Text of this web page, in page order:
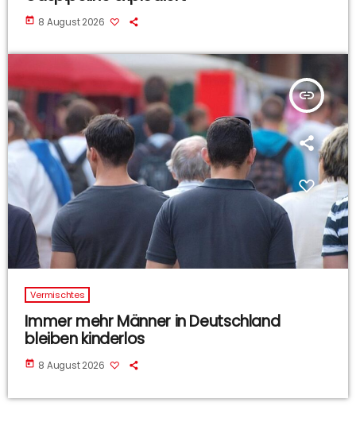
today 8 August 2026
insert_link
Vermischtes
Immer mehr Männer in Deutschland
bleiben kinderlos
today 8 August 2026